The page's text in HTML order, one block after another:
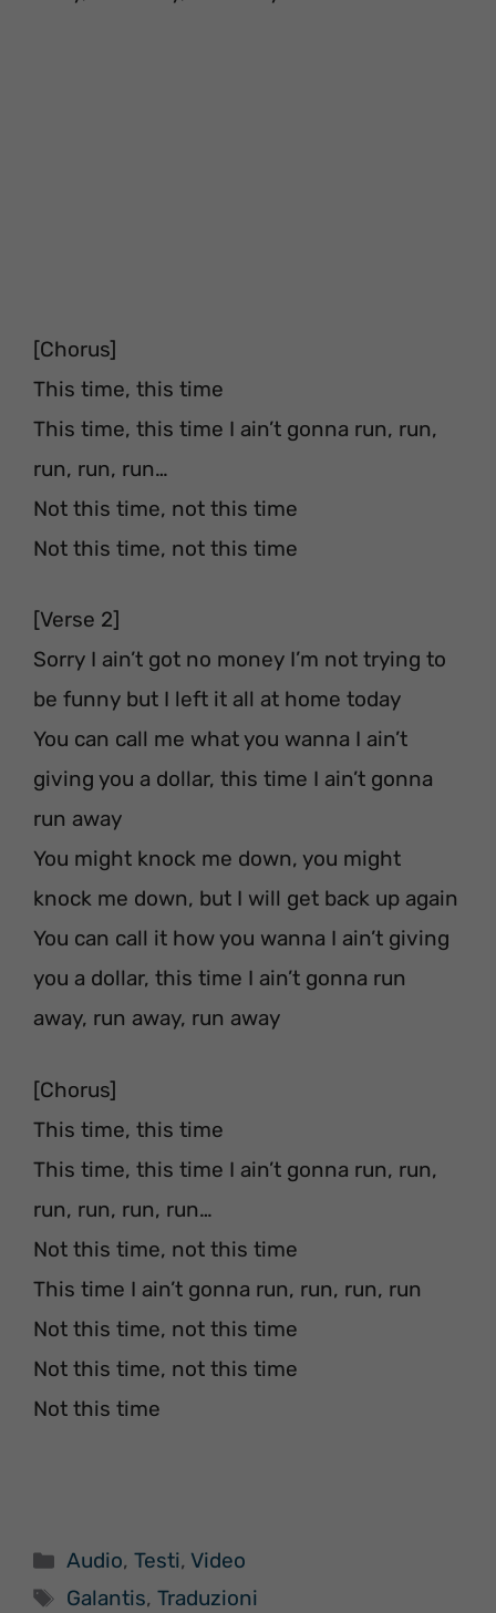
[Chorus]
This time, this time
This time, this time I ain’t gonna run, run,
run, run, run…
Not this time, not this time
Not this time, not this time
[Verse 2]
Sorry I ain’t got no money I’m not trying to
be funny but I left it all at home today
You can call me what you wanna I ain’t
giving you a dollar, this time I ain’t gonna
run away
You might knock me down, you might
knock me down, but I will get back up again
You can call it how you wanna I ain’t giving
you a dollar, this time I ain’t gonna run
away, run away, run away
[Chorus]
This time, this time
This time, this time I ain’t gonna run, run,
run, run, run, run…
Not this time, not this time
This time I ain’t gonna run, run, run, run
Not this time, not this time
Not this time, not this time
Not this time
Categorie
Audio,Testi,Video
Tag
Galantis,Traduzioni